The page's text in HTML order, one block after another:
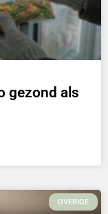
gezond als
OVERIGE